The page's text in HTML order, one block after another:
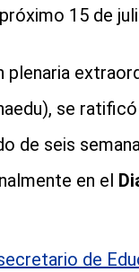
15 de
plenaria
se
de seis
en el
de